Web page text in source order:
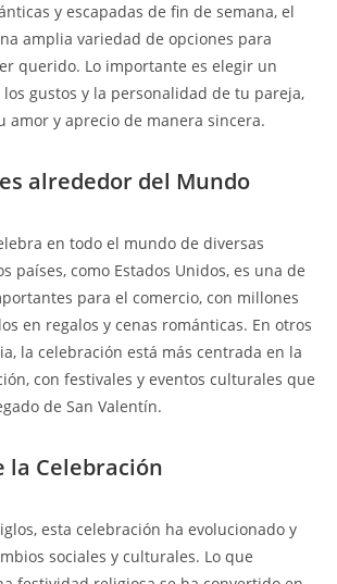
y escapadas de fin de semana, el
amplia variedad de opciones para
querido. Lo importante es elegir un
gustos y la personalidad de tu pareja,
amor y aprecio de manera sincera.
alrededor del Mundo
en todo el mundo de diversas
países, como Estados Unidos, es una de
para el comercio, con millones
en regalos y cenas románticas. En otros
la celebración está más centrada en la
con festivales y eventos culturales que
de San Valentín.
la Celebración
esta celebración ha evolucionado y
sociales y culturales. Lo que